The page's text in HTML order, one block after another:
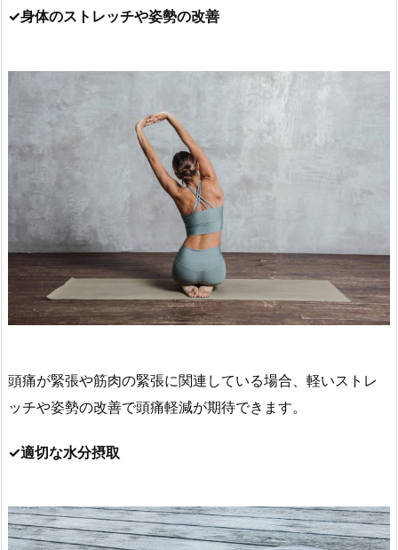
✓身体のストレッチや姿勢の改善
頭痛が緊張や筋肉の緊張に関連している場合、軽いストレ
ッチや姿勢の改善で頭痛軽減が期待できます。
✓適切な水分摂取